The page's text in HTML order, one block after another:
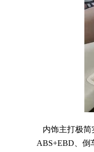
内饰主打极简
ABS+EBD、倒